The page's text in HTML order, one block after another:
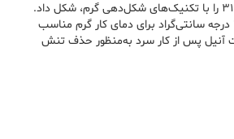
می‌توان لوله‌های استیل ۳۱۶ را با تکنیک‌های شکل‌دهی گرم، شکل داد.
محدوده دمایی ۱۱۵۰-۱۲۶۰ درجه سانتی‌گراد برای دمای کار گرم مناسب
آنیل پس از کار سرد به‌منظور حذف تنش